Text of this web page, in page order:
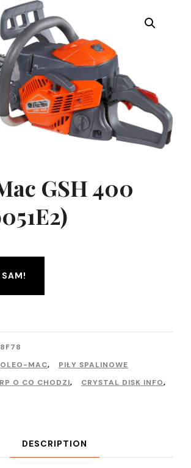
GSH 400
SAM!
OLEO-MAC,
PIŁY SPALINOWE
O CO CHODZI, CRYSTAL DISK INFO,
DESCRIPTION